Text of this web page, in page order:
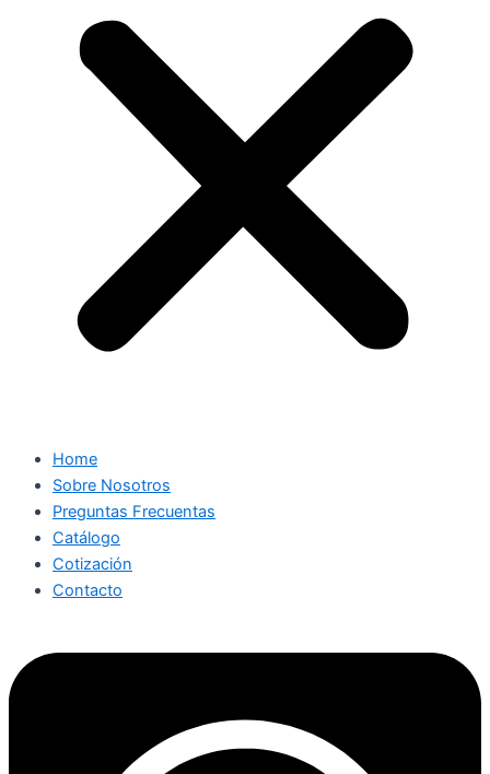
Home
Sobre Nosotros
Preguntas Frecuentas
Catálogo
Cotización
Contacto